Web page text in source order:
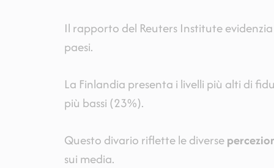
Il rapporto del Reuters Institute
paesi.
La Finlandia presenta i livelli più alti di
più bassi (23%).
Questo divario riflette le diverse
sui media.